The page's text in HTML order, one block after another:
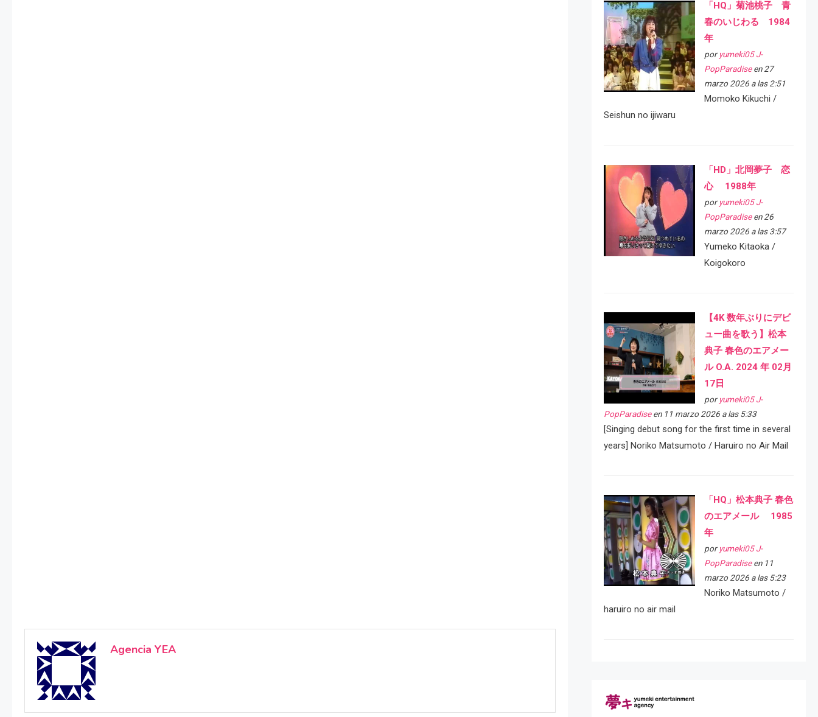
Agencia YEA
「HQ」菊池桃子 青
春のいじわる 1984
年
por yumeki05 J-
PopParadiseen 27
marzo 2026 a las 2:51
Momoko Kikuchi /
Seishun no ijiwaru
「HD」北岡夢子 恋
心 1988年
por yumeki05 J-
PopParadiseen 26
marzo 2026 a las 3:57
Yumeko Kitaoka /
Koigokoro
【4K 数年ぶりにデビ
ュー曲を歌う】松本
典子 春色のエアメー
ル O.A. 2024 年 02月
17日
por yumeki05 J-
PopParadiseen 11 marzo 2026 a las 5:33
[Singing debut song for the first time in several
years] Noriko Matsumoto / Haruiro no Air Mail
「HQ」松本典子 春色
のエアメール 1985
年
por yumeki05 J-
PopParadiseen 11
marzo 2026 a las 5:23
Noriko Matsumoto /
haruiro no air mail